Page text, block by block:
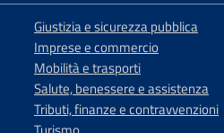
Giustizia e sicurezza pubblica
Imprese e commercio
Mobilità e trasporti
Salute, benessere e assistenza
Tributi, finanze e contravvenzioni